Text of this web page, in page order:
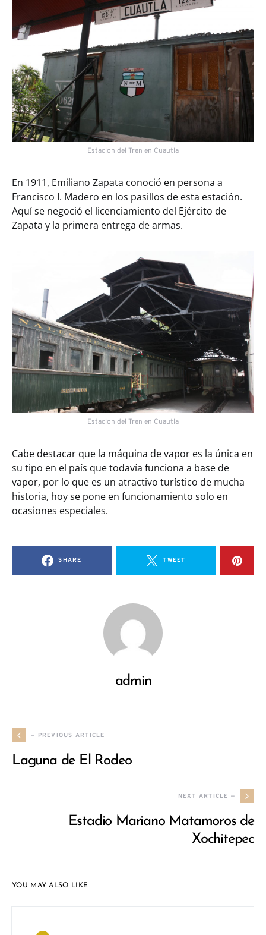
Estacion del Tren en Cuautla
En 1911, Emiliano Zapata conoció en persona a
Francisco I. Madero en los pasillos de esta estación.
Aquí se negoció el licenciamiento del Ejército de
Zapata y la primera entrega de armas.
Estacion del Tren en Cuautla
Cabe destacar que la máquina de vapor es la única en
su tipo en el país que todavía funciona a base de
vapor, por lo que es un atractivo turístico de mucha
historia, hoy se pone en funcionamiento solo en
ocasiones especiales.
SHARE TWEET
admin
— PREVIOUS ARTICLE
Laguna de El Rodeo
NEXT ARTICLE —
Estadio Mariano Matamoros de
Xochitepec
YOU MAY ALSO LIKE